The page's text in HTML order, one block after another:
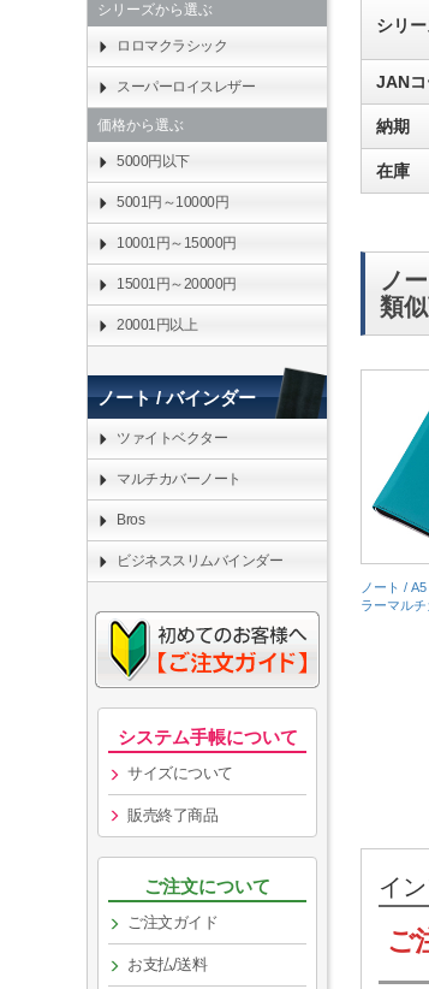
シリ
JANコ
納期
在庫
ノ
類
ノート /
ラーマル
イ
ご
シリーズから選ぶ
ロロマクラシック
スーパーロイスレザー
価格から選ぶ
5000円以下
5001円～10000円
10001円～15000円
15001円～20000円
20001円以上
ノート / バインダー
ツァイトベクター
マルチカバーノート
Bros
ビジネススリムバインダー
システム手帳について
サイズについて
販売終了商品
ご注文について
ご注文ガイド
お支払/送料